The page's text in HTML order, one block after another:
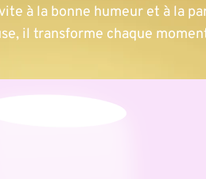
à la bonne humeur et à la
il transforme chaque